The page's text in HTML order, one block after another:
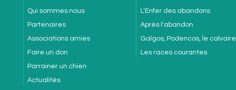
Qui sommes nous
Partenaires
Associations amies
Faire un don
Parrainer un chien
Actualités
L'Enfer des abandons
Après l'abandon
Galgos, Podencos, le calvaire
Les races courantes